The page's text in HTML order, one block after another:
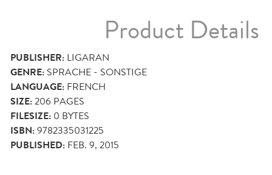
Product Details
PUBLISHER: LIGARAN
GENRE: SPRACHE - SONSTIGE
LANGUAGE: FRENCH
SIZE:206 PAGES
FILESIZE: 0 BYTES
ISBN:9782335031225
PUBLISHED: FEB. 9, 2015